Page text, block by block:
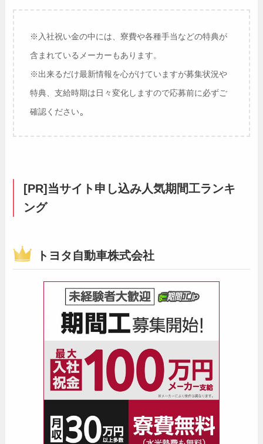
※入社祝い金の中には、寮費や各種手当などの特典が
含まれているメーカーもあります。
※出来るだけ最新情報を心がけていますが募集状況や
特典、支給時期は日々変化しますので応募前に必ずご
確認ください。
[PR]当サイト申し込み人気期間工ランキ
ング
トヨタ自動車株式会社